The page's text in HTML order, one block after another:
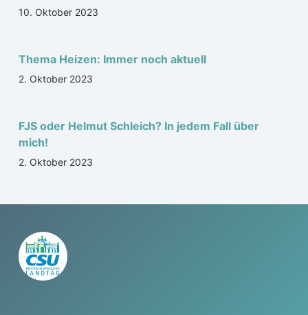
10. Oktober 2023
Thema Heizen: Immer noch aktuell
2. Oktober 2023
FJS oder Helmut Schleich? In jedem Fall über
mich!
2. Oktober 2023